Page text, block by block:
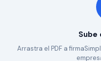
Sube
Arrastra el PDF a